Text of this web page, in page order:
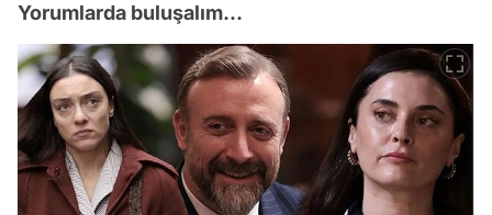
Yorumlarda buluşalım...